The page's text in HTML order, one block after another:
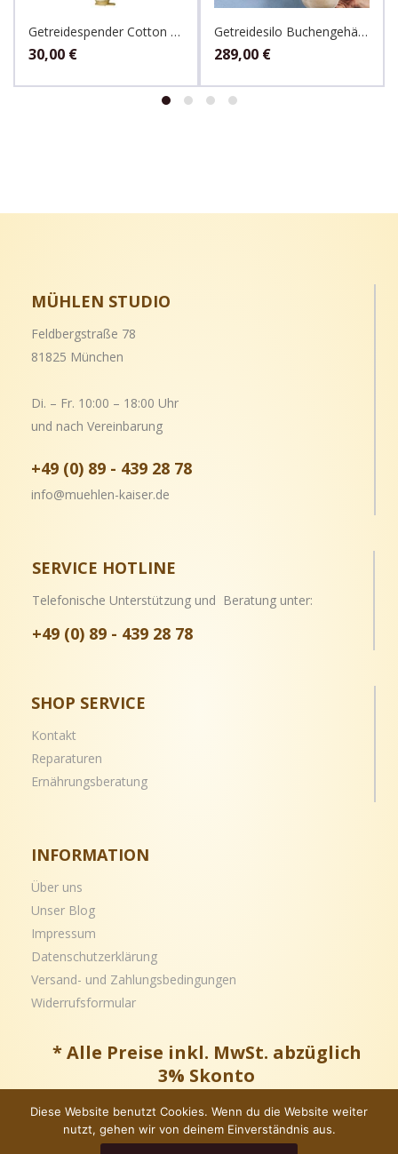
Getreidespender Cotton 3 kg Sack
30,00 €
Getreidesilo Buchengehäuse, Glas für 3x5kg, Hawos
289,00 €
MÜHLEN STUDIO
Feldbergstraße 78
81825 München
Di. – Fr. 10:00 – 18:00 Uhr
und nach Vereinbarung
+49 (0) 89 - 439 28 78
info@muehlen-kaiser.de
SERVICE HOTLINE
Telefonische Unterstützung und Beratung unter:
+49 (0) 89 - 439 28 78
SHOP SERVICE
Kontakt
Reparaturen
Ernährungsberatung
INFORMATION
Über uns
Unser Blog
Impressum
Datenschutzerklärung
Versand- und Zahlungsbedingungen
Widerrufsformular
* Alle Preise inkl. MwSt. abzüglich
3% Skonto
Copyright © – Alle Rechte vorbehalten
Diese Website benutzt Cookies. Wenn du die Website weiter
nutzt, gehen wir von deinem Einverständnis aus.